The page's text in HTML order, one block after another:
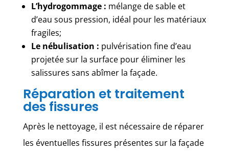
L’hydrogommage : mélange de sable et
d’eau sous pression, idéal pour les matériaux
fragiles;
Le nébulisation : pulvérisation fine d’eau
projetée sur la surface pour éliminer les
salissures sans abîmer la façade.
Réparation et traitement
des fissures
Après le nettoyage, il est nécessaire de réparer
les éventuelles fissures présentes sur la façade